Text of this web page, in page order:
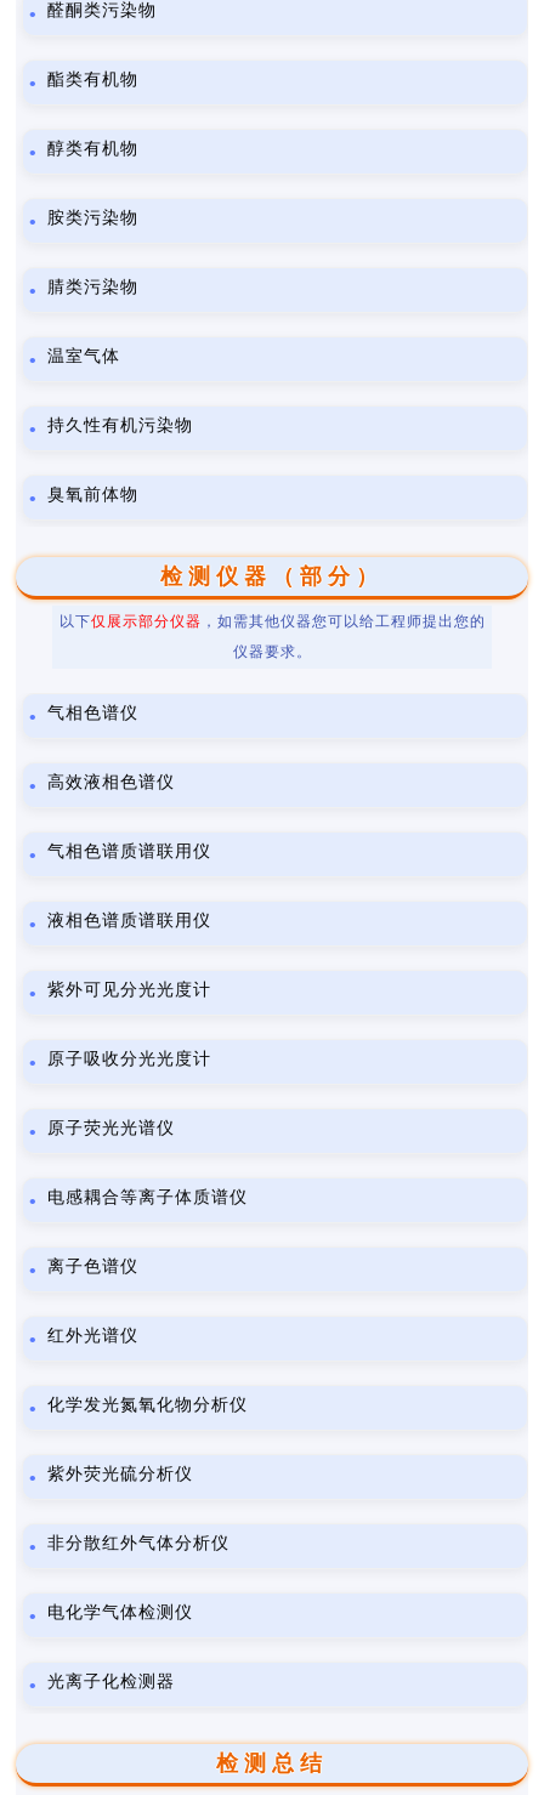
醛酮类污染物
酯类有机物
醇类有机物
胺类污染物
腈类污染物
温室气体
持久性有机污染物
臭氧前体物
检测仪器（部分）
以下仅展示部分仪器 ，如需其他仪器您可以给工程师提出您的
仪器要求。
气相色谱仪
高效液相色谱仪
气相色谱质谱联用仪
液相色谱质谱联用仪
紫外可见分光光度计
原子吸收分光光度计
原子荧光光谱仪
电感耦合等离子体质谱仪
离子色谱仪
红外光谱仪
化学发光氮氧化物分析仪
紫外荧光硫分析仪
非分散红外气体分析仪
电化学气体检测仪
光离子化检测器
检测总结